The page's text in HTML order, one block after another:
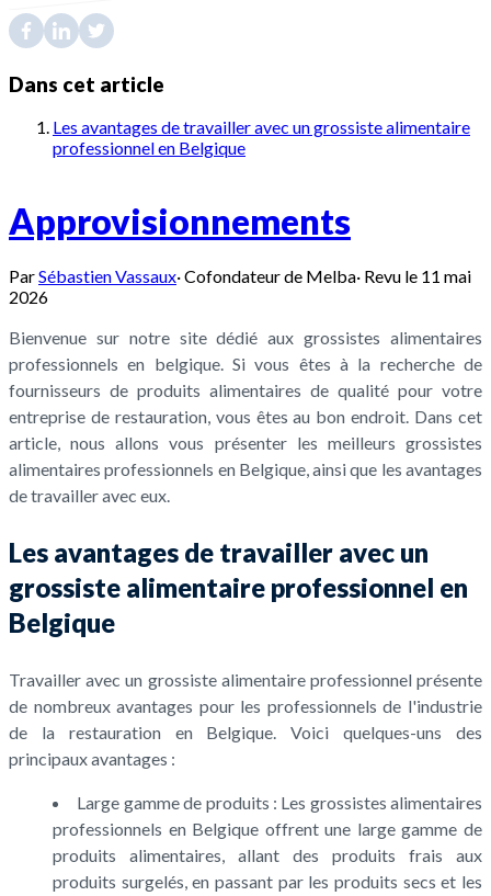
Dans cet article
Les avantages de travailler avec un grossiste alimentaire
professionnel en Belgique
Approvisionnements
ParSébastien Vassaux·Cofondateur de Melba· Revu le 11 mai
2026
Bienvenue sur notre site dédié aux grossistes alimentaires
professionnels en belgique. Si vous êtes à la recherche de
fournisseurs de produits alimentaires de qualité pour votre
entreprise de restauration, vous êtes au bon endroit. Dans cet
article, nous allons vous présenter les meilleurs grossistes
alimentaires professionnels en Belgique, ainsi que les avantages
de travailler avec eux.
Les avantages de travailler avec un
grossiste alimentaire professionnel en
Belgique
Travailler avec un grossiste alimentaire professionnel présente
de nombreux avantages pour les professionnels de l'industrie
de la restauration en Belgique. Voici quelques-uns des
principaux avantages :
Large gamme de produits : Les grossistes alimentaires
professionnels en Belgique offrent une large gamme de
produits alimentaires, allant des produits frais aux
produits surgelés, en passant par les produits secs et les